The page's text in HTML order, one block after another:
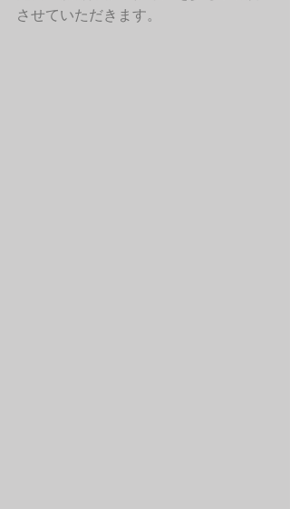
させていただきます。